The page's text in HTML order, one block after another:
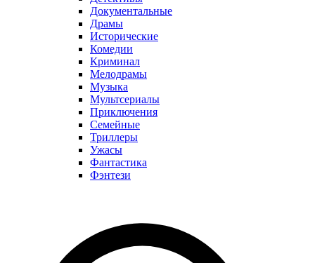
Документальные
Драмы
Исторические
Комедии
Криминал
Мелодрамы
Музыка
Мультсериалы
Приключения
Семейные
Триллеры
Ужасы
Фантастика
Фэнтези